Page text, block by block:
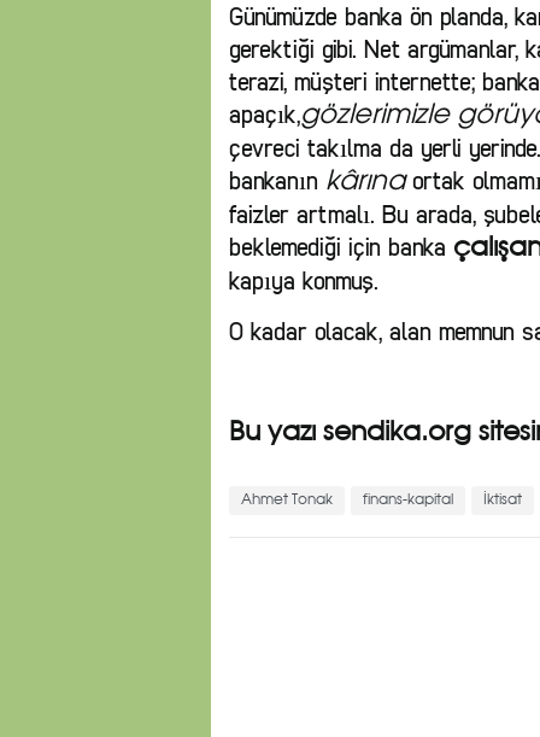
Günümüzde banka ön planda,
gerektiği gibi. Net argümanlar,
terazi, müşteri internette;
apaçık,gözlerimizle
çevreci takılma da yerli
bankanın kârınaortak
faizler artmalı. Bu arada,
beklemediği için banka
kapıya konmuş.
O kadar olacak, alan memnun
Bu yazı sendika.org
Ahmet Tonak finans-kapital İktisat